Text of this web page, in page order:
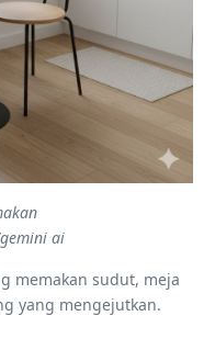
ai
memakan sudut, meja
yang mengejutkan.